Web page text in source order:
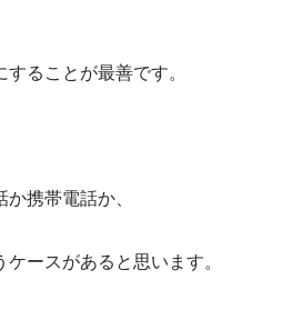
ることが最善です。
携帯電話か、
ースがあると思います。